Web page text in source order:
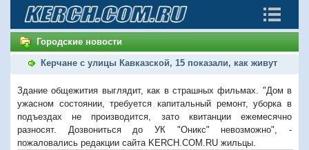
Городские новости
Керчане с улицы Кавказской, 15 показали, как живут
Здание общежития выглядит, как в страшных фильмах. "Дом в
ужасном состоянии, требуется капитальный ремонт, уборка в
подъездах не производится, зато квитанции ежемесячно
разносят. Дозвониться до УК "Оникс" невозможно", -
пожаловались редакции сайта KERCH.COM.RU жильцы.